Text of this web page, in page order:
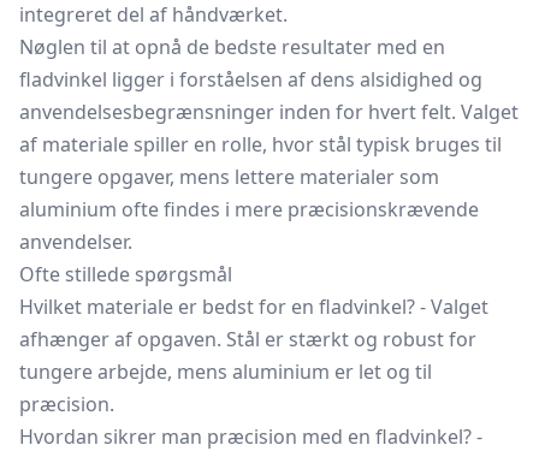
integreret del af håndværket.
Nøglen til at opnå de bedste resultater med en
fladvinkel ligger i forståelsen af dens alsidighed og
anvendelsesbegrænsninger inden for hvert felt. Valget
af materiale spiller en rolle, hvor stål typisk bruges til
tungere opgaver, mens lettere materialer som
aluminium ofte findes i mere præcisionskrævende
anvendelser.
Ofte stillede spørgsmål
Hvilket materiale er bedst for en fladvinkel? - Valget
afhænger af opgaven. Stål er stærkt og robust for
tungere arbejde, mens aluminium er let og til
præcision.
Hvordan sikrer man præcision med en fladvinkel? -